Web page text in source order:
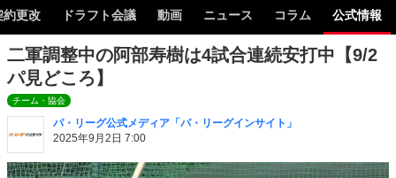
約更改 ドラフト会議 動画 ニュース コラム 公式情報
二軍調整中の阿部寿樹は4試合連続安打中【9/2
パ見どころ】
チーム・協会
パ・リーグ公式メディア「パ・リーグインサイト」
2025年9月2日 7:00